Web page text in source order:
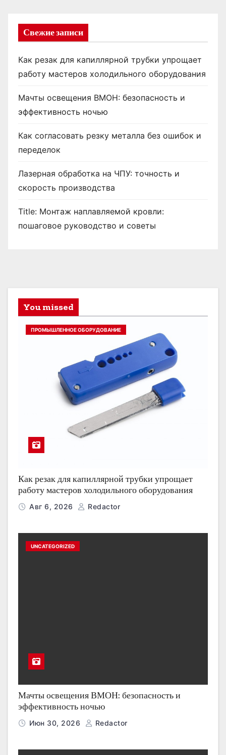
Свежие записи
Как резак для капиллярной трубки упрощает
работу мастеров холодильного оборудования
Мачты освещения ВМОН: безопасность и
эффективность ночью
Как согласовать резку металла без ошибок и
переделок
Лазерная обработка на ЧПУ: точность и
скорость производства
Title: Монтаж наплавляемой кровли:
пошаговое руководство и советы
You missed
ПРОМЫШЛЕННОЕ ОБОРУДОВАНИЕ
Как резак для капиллярной трубки упрощает
работу мастеров холодильного оборудования
Авг 6, 2026 Redactor
UNCATEGORIZED
Мачты освещения ВМОН: безопасность и
эффективность ночью
Июн 30, 2026 Redactor